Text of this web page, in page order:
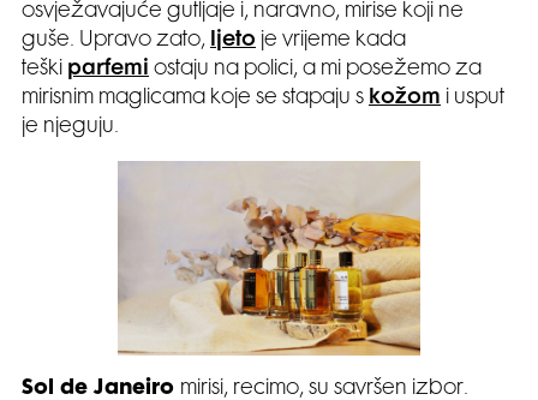
osvježavajuće gutljaje i, naravno, mirise koji ne
guše. Upravo zato,
ljeto je vrijeme kada
teški parfemi
ostaju na polici, a mi posežemo za
mirisnim maglicama koje se stapaju s kožom i usput
je njeguju.
Sol de Janeiro mirisi, recimo, su savršen izbor.